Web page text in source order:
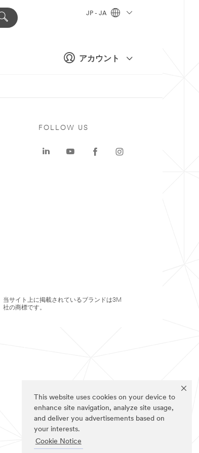
This website uses cookies on your device to
enhance site navigation, analyze site usage,
and deliver you advertisements based on
your interests.
Cookie Notice
アカウント
JP - JA
FOLLOW US
当サイト上に掲載されているブランドは3M
社の商標です。